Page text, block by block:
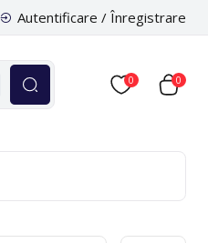
Autentificare / Înregistrare
0 0